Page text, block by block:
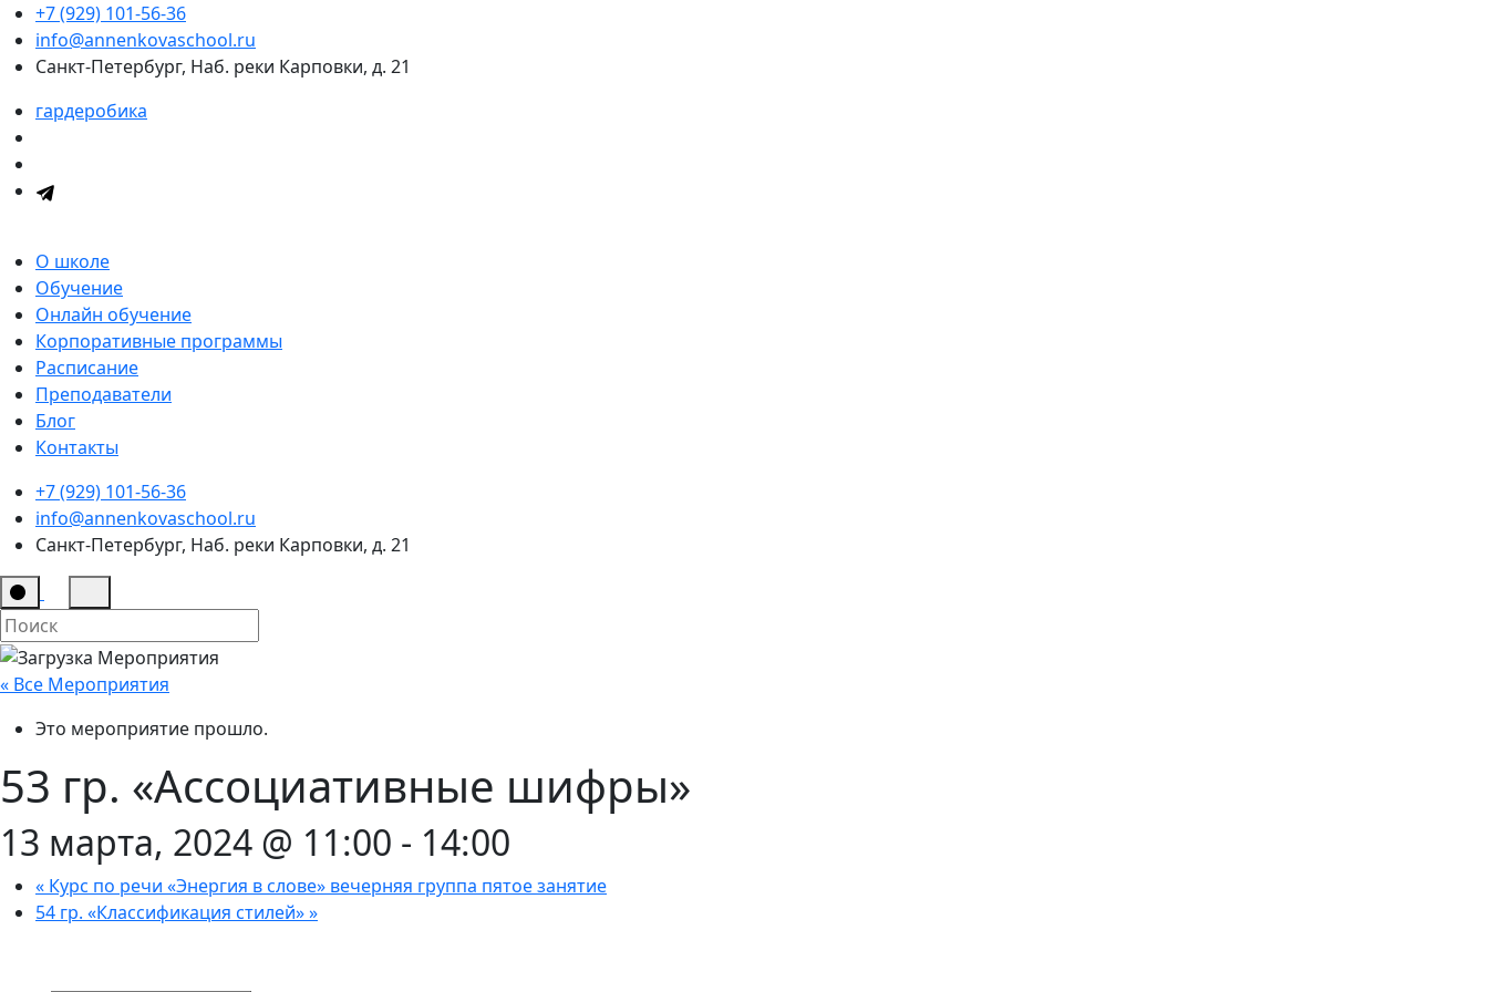
+7 (929) 101-56-36
info@annenkovaschool.ru
Санкт-Петербург, Наб. реки Карповки, д. 21
гардеробика
О школе
Обучение
Онлайн обучение
Корпоративные программы
Расписание
Преподаватели
Блог
Контакты
+7 (929) 101-56-36
info@annenkovaschool.ru
Санкт-Петербург, Наб. реки Карповки, д. 21
« Все Мероприятия
Это мероприятие прошло.
53 гр. «Ассоциативные шифры»
13 марта, 2024 @ 11:00 - 14:00
« Курс по речи «Энергия в слове» вечерняя группа пятое занятие
54 гр. «Классификация стилей»»